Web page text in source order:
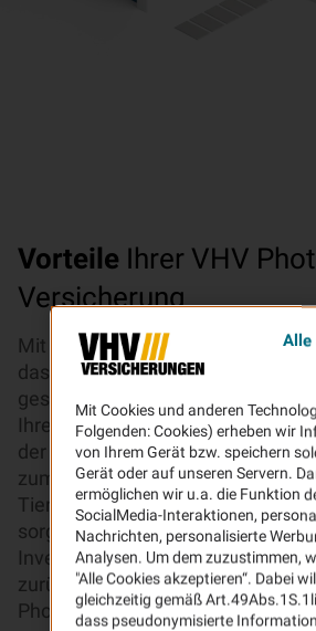
Vorteile Ihrer VHV
Versicherung
Mit Ihrer Photovoltaikanlage
dass weniger CO2 produziert und
geschont wird. Doch die Gefahr
Ihrer Photovoltaikanlage ist groß.
der immer heftiger werdenden
zum Beispiel auch durch
Tierbisse. Mit der VHV
sorgen Sie dafür, dass sich Ihr
Investment auszahlt. Lehnen Sie
zurück, wenn der nächste Hagel-
Photovoltaikanlage zieht.
Mit Cookies und anderen
Folgenden: Cookies) erheben wir
von Ihrem Gerät bzw. speichern
Gerät oder auf unseren Servern.
ermöglichen wir u.a. die Funktion
SocialMedia-Interaktionen,
Nachrichten, personalisierte
Analysen. Um dem zuzustimmen,
"Alle Cookies akzeptieren“. Dabei
gleichzeitig gemäß
dass pseudonymisierte
Alle